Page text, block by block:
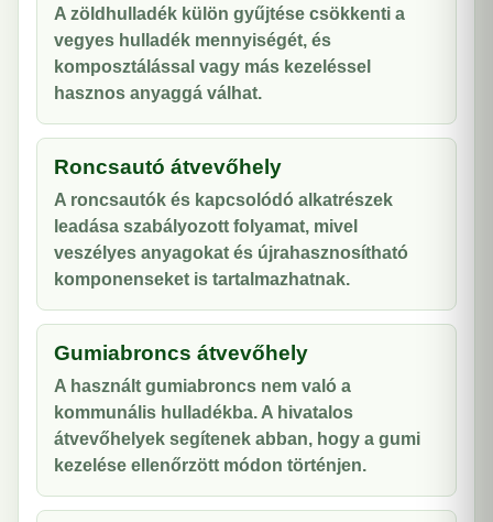
A zöldhulladék külön gyűjtése csökkenti a
vegyes hulladék mennyiségét, és
komposztálással vagy más kezeléssel
hasznos anyaggá válhat.
Roncsautó átvevőhely
A roncsautók és kapcsolódó alkatrészek
leadása szabályozott folyamat, mivel
veszélyes anyagokat és újrahasznosítható
komponenseket is tartalmazhatnak.
Gumiabroncs átvevőhely
A használt gumiabroncs nem való a
kommunális hulladékba. A hivatalos
átvevőhelyek segítenek abban, hogy a gumi
kezelése ellenőrzött módon történjen.